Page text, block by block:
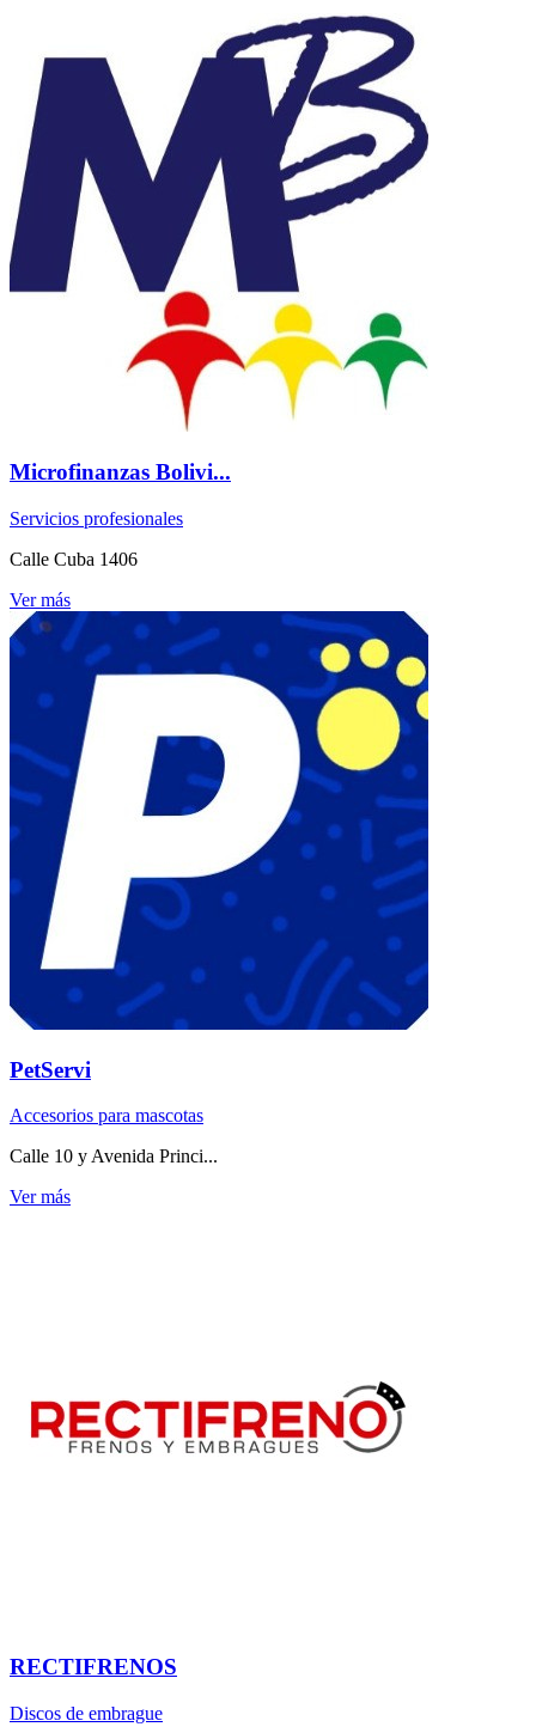
Microfinanzas Bolivi...
Servicios profesionales
Calle Cuba 1406
Ver más
PetServi
Accesorios para mascotas
Calle 10 y Avenida Princi...
Ver más
RECTIFRENOS
Discos de embrague